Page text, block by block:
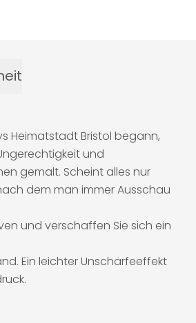
Heimatstadt Bristol begann,
und
gemalt. Scheint alles nur
dem man immer Ausschau
und verschaffen Sie sich ein
Ein leichter Unschärfeeffekt